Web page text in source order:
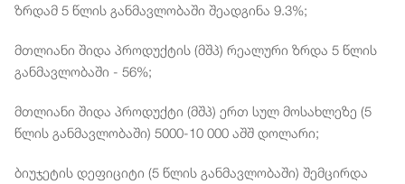
ზრდამ 5 წლის განმავლობაში შეადგინა 9.3%;
მთლიანი შიდა პროდუქტის (მშპ) რეალური ზრდა 5 წლის
განმავლობაში - 56%;
მთლიანი შიდა პროდუქტი (მშპ) ერთ სულ მოსახლეზე (5
წლის განმავლობაში) 5000-10 000 აშშ დოლარი;
ბიუჯეტის დეფიციტი (5 წლის განმავლობაში) შემცირდა